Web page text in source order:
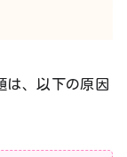
は、以下の原因